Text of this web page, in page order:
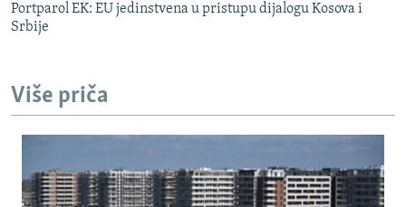
Portparol EK: EU jedinstvena u pristupu dijalogu Kosova i
Srbije
Više priča